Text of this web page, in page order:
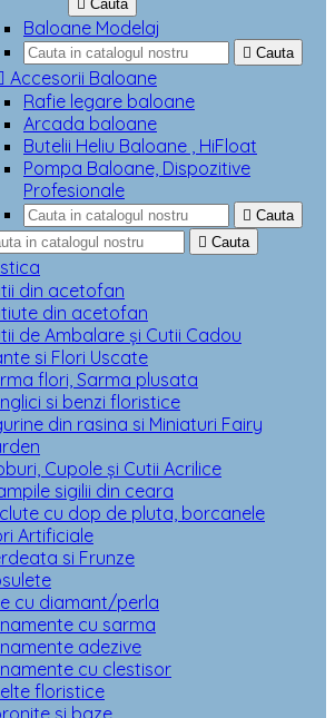
 Cauta
Baloane Modelaj
 Cauta
Accesorii Baloane
Rafie legare baloane
Arcada baloane
Butelii Heliu Baloane , HiFloat
Pompa Baloane, Dispozitive
Profesionale
 Cauta
 Cauta
din acetofan
din acetofan
de Ambalare și Cutii Cadou
si Flori Uscate
flori, Sarma plusata
si benzi floristice
din rasina si Miniaturi Fairy
Cupole și Cutii Acrilice
sigilii din ceara
cu dop de pluta, borcanele
Artificiale
si Frunze
cu diamant/perla
cu sarma
adezive
cu clestisor
floristice
si baze